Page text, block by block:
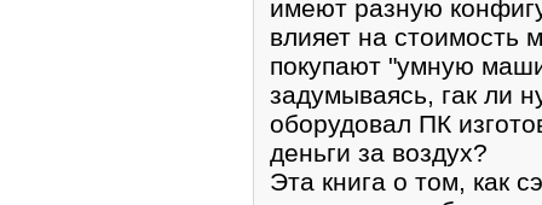
имеют разную
влияет на стоимость
покупают "умную
задумываясь, гак ли
оборудовал ПК
деньги за воздух?
Эта книга о том, как